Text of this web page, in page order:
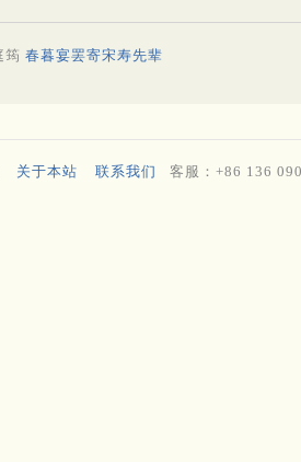
筠 春暮宴罢寄宋寿先辈
关于本站 联系我们 客服：+86 136